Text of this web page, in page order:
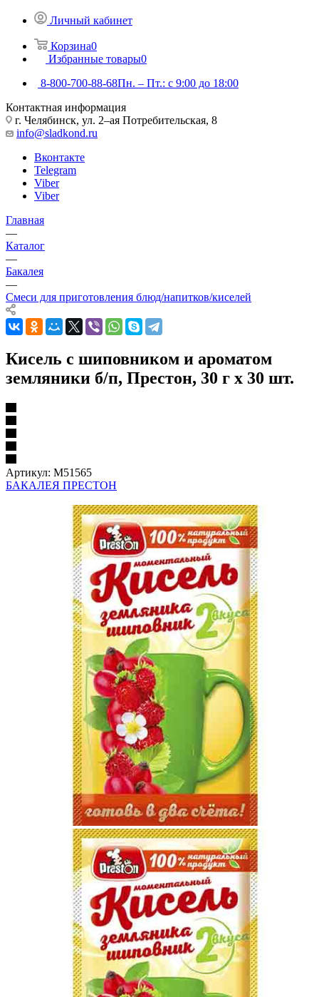
Личный кабинет
Корзина0
Избранные товары0
8-800-700-88-68Пн. – Пт.: с 9:00 до 18:00
Контактная информация
г. Челябинск, ул. 2–ая Потребительская, 8
info@sladkond.ru
Вконтакте
Telegram
Viber
Viber
Главная
—
Каталог
—
Бакалея
—
Смеси для приготовления блюд/напитков/киселей
Кисель с шиповником и ароматом
земляники б/п, Престон, 30 г х 30 шт.
Артикул: М51565
БАКАЛЕЯ ПРЕСТОН